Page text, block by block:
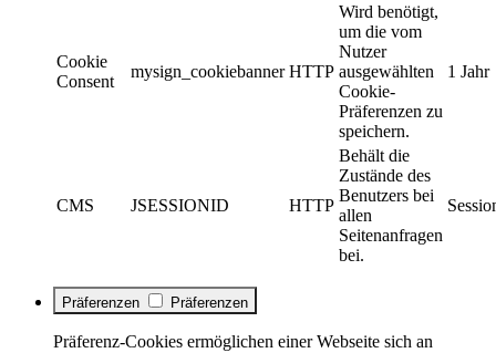
Cookie
Consent
mysign_cookiebanner HTTP
Wird benötigt,
um die vom
Nutzer
ausgewählten
Cookie-
Präferenzen zu
speichern.
1 Jahr
CMS JSESSIONID HTTP
Behält die
Zustände des
Benutzers bei
allen
Seitenanfragen
bei.
Präferenzen Präferenzen
Präferenz-Cookies ermöglichen einer Webseite sich an